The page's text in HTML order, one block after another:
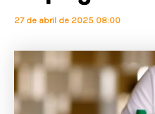
27 de abril de 2025 08:00